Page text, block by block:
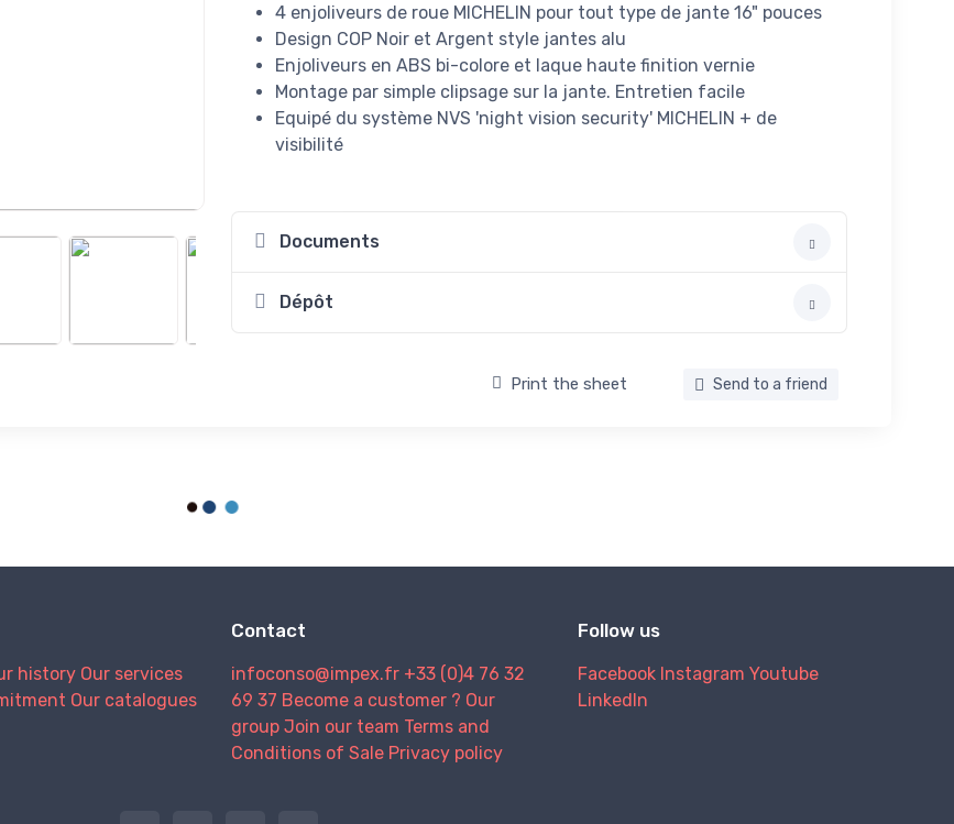
4 enjoliveurs de roue MICHELIN pour tout type de jante 16" pouces
Design COP Noir et Argent style jantes alu
Enjoliveurs en ABS bi-colore et laque haute finition vernie
Montage par simple clipsage sur la jante. Entretien facile
Equipé du système NVS 'night vision security' MICHELIN + de
visibilité
Documents
Dépôt
Print the sheet Send to a friend
history Our services
Our catalogues
Contact
infoconso@impex.fr +33 (0)4 76 32
69 37 Become a customer ? Our
group Join our team Terms and
Conditions of Sale Privacy policy
Follow us
Facebook Instagram Youtube
LinkedIn